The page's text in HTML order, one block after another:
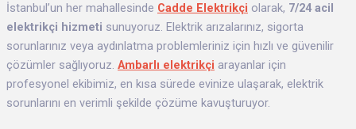
İstanbul’un her mahallesinde Cadde Elektrikçi olarak, 7/24 acil
elektrikçi hizmeti sunuyoruz. Elektrik arızalarınız, sigorta
sorunlarınız veya aydınlatma problemleriniz için hızlı ve güvenilir
çözümler sağlıyoruz. Ambarlı elektrikçi arayanlar için
profesyonel ekibimiz, en kısa sürede evinize ulaşarak, elektrik
sorunlarını en verimli şekilde çözüme kavuşturuyor.